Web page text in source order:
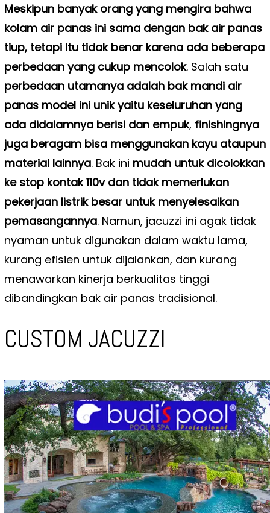
Meskipun banyak orang yang mengira bahwa
kolam air panas ini sama dengan bak air panas
tiup, tetapi itu tidak benar karena ada beberapa
perbedaan yang cukup mencolok. Salah satu
perbedaan utamanya adalah bak mandi air
panas model ini unik yaitu keseluruhan yang
ada didalamnya berisi dan empuk, finishingnya
juga beragam bisa menggunakan kayu ataupun
material lainnya. Bak ini mudah untuk dicolokkan
ke stop kontak 110v dan tidak memerlukan
pekerjaan listrik besar untuk menyelesaikan
pemasangannya. Namun, jacuzzi ini agak tidak
nyaman untuk digunakan dalam waktu lama,
kurang efisien untuk dijalankan, dan kurang
menawarkan kinerja berkualitas tinggi
dibandingkan bak air panas tradisional.
CUSTOM JACUZZI